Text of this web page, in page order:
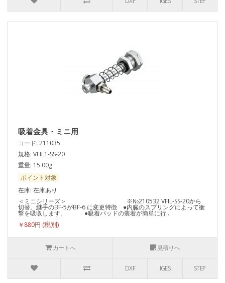
吸着金具・ミニ用
コード: 211035
規格: VFIL1-SS-20
重量: 15.00g
ポイント対象
在庫: 在庫あり
＜ミニシリーズ＞ ※№210532 VFIL-SS-20から
切替。継手のBF-5がBF-6 に変更特徴 ●内臓のスプリングによって衝
撃を吸収します。 ●吸着パッドの装着が簡単に行..
￥880円
カートへ 見積りへ
DXF IGES STEP